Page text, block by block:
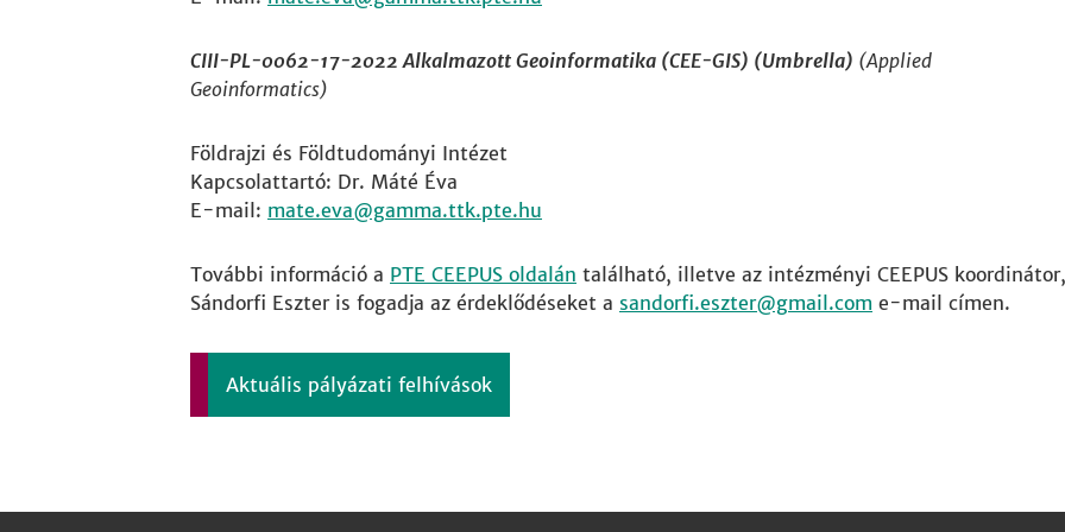
CIII-PL-0062-17-2022 Alkalmazott Geoinformatika (CEE-GIS) (Umbrella) (Applied
Geoinformatics)
Földrajzi és Földtudományi Intézet
Kapcsolattartó: Dr. Máté Éva
E-mail: mate.eva
További információ a PTE CEEPUS oldalán található, illetve az intézményi CEEPUS koordinátor,
Sándorfi Eszter is fogadja az érdeklődéseket a sandorfi.eszter e-mail címen.
Aktuális pályázati felhívások